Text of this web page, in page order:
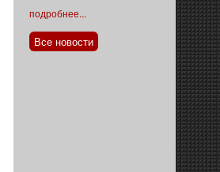
подробнее...
Все новости